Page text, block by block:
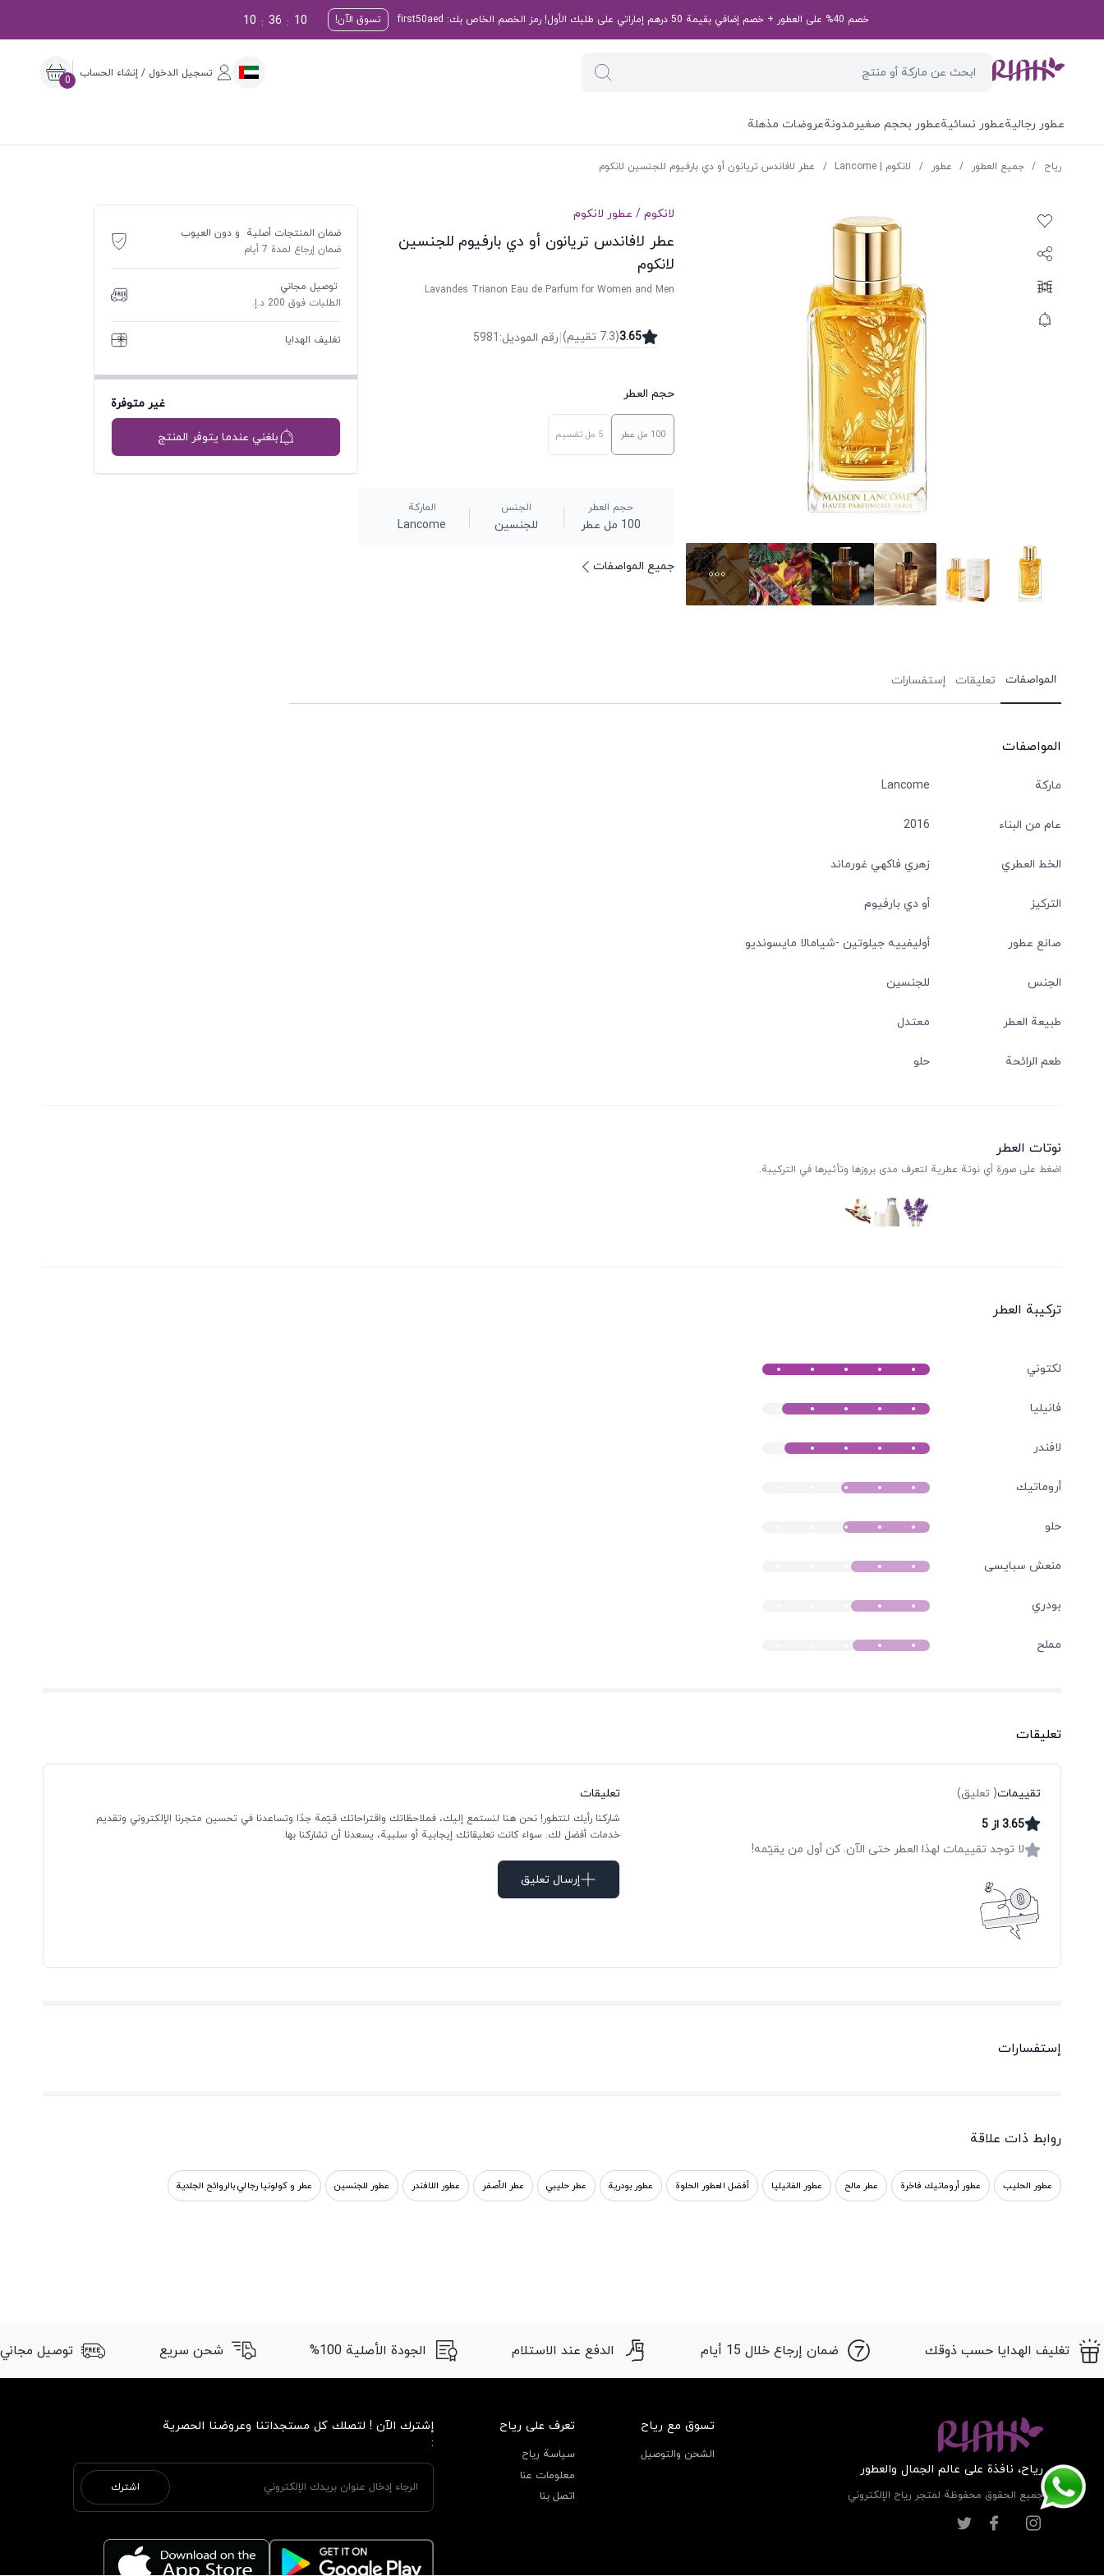
خصم 40% على العطور + خصم إضافي بقيمة 50 درهم إماراتي على طلبك الأول! رمز الخصم الخاص بك: first50aed تسوق الآن! 9
36
10
تسجيل الدخول / إنشاء الحساب
0
عطور رجاليةعطور نسائيةعطور بحجم صغيرمدونةعروضات مذهلة
ریاح / جميع العطور / عطور / لانكوم | Lancome / عطر لافاندس تريانون أو دي بارفيوم للجنسين لانكوم
لانكوم / عطور لانكوم
عطر لافاندس تريانون أو دي بارفيوم للجنسين
لانكوم
Lavandes Trianon Eau de Parfum for Women and Men
3.65
(
7.3 تقییم)
|رقم الموديل:
5981
حجم العطر
100 مل عطر 5 مل تقسيم
حجم العطر
100 مل عطر
الجنس
للجنسين
الماركة
Lancome
جميع المواصفات
ضمان المنتجات أصلية و دون العيوب
ضمان إرجاع لمدة 7 أيام
توصيل مجاني
الطلبات فوق 200 د.إ.
تغليف الهدايا
غير متوفرة
بلغني عندما يتوفر المنتج
المواصفات تعليقات إستفسارات
المواصفات
ماركة Lancome
عام من البناء 2016
الخط العطري زهري فاكهي غورماند
التركيز أو دي بارفيوم
صانع عطور أوليفييه جيلوتين شيامالا مايسونديو
الجنس للجنسين
طبيعة العطر معتدل
طعم الرائحة حلو
نوتات العطر
اضغط على صورة أي نوتة عطرية لتعرف مدى بروزها وتأثيرها في التركيبة.
ترکیبة العطر
لكتوني
فانيليا
لافندر
أروماتيك
حلو
منعش سبایسی
بودري
مملح
تعليقات
تقييمات( تعليق)
3.65 از 5
لا توجد تقييمات لهذا العطر حتى الآن. كن أول من يقيّمه!
تعليقات
شاركنا رأيك لنتطور! نحن هنا لنستمع إليك، فملاحظاتك واقتراحاتك قيّمة جدًا وتساعدنا في تحسين متجرنا الإلكتروني وتقديم
خدمات أفضل لك. سواء كانت تعليقاتك إيجابية أو سلبية، يسعدنا أن تشاركنا بها.
إرسال تعليق
إستفسارات
روابط ذات علاقة
عطور الحليب عطور أروماتيك فاخرة عطر مالح عطور الفانيليا أفضل العطور الحلوة عطور بودرية عطر حليبي عطر الأصفر عطور اللافندر عطور للجنسين عطر و كولونيا رجالي بالروائح الجلدية
تغليف الهدايا حسب ذوقك ضمان إرجاع خلال 15 أيام الدفع عند الاستلام الجودة الأصلية 100% شحن سريع توصيل مجاني
ریاح، نافذة على عالم الجمال والعطور
جميع الحقوق محفوظة لمتجر ریاح الإلكتروني
تسوق مع رياح
الشحن والتوصيل
تعرف على رياح
سياسة رياح
معلومات عنا
اتصل بنا
إشترك الآن ! لتصلك كل مستجداتنا وعروضنا الحصرية
:
اشترك